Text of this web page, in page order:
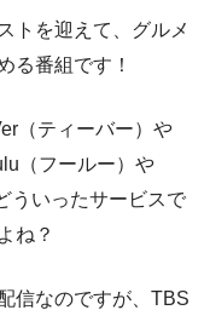
トを迎えて、グルメ
る番組です！
（ティーバー）や
（フールー）や
ういったサービスで
ね？
信なのですが、TBS